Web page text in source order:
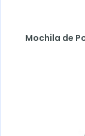
Mochila de